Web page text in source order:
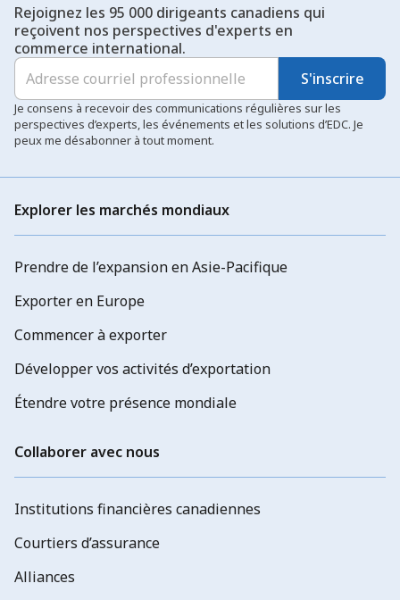
Rejoignez les 95 000 dirigeants canadiens qui
reçoivent nos perspectives d'experts en
commerce international.
S'inscrire
Je consens à recevoir des communications régulières sur les
perspectives d’experts, les événements et les solutions d’EDC. Je
peux me désabonner à tout moment.
Explorer les marchés mondiaux
Prendre de l’expansion en Asie-Pacifique
Exporter en Europe
Commencer à exporter
Développer vos activités d’exportation
Étendre votre présence mondiale
Collaborer avec nous
Institutions financières canadiennes
Courtiers d’assurance
Alliances